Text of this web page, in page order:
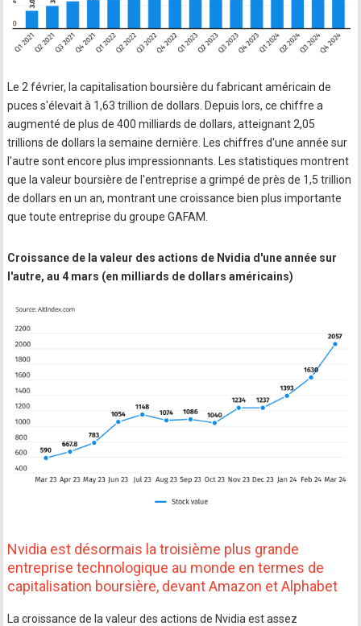
Le 2 février, la capitalisation boursière du fabricant américain de
puces s'élevait à 1,63 trillion de dollars. Depuis lors, ce chiffre a
augmenté de plus de 400 milliards de dollars, atteignant 2,05
trillions de dollars la semaine dernière. Les chiffres d'une année sur
l'autre sont encore plus impressionnants. Les statistiques montrent
que la valeur boursière de l'entreprise a grimpé de près de 1,5 trillion
de dollars en un an, montrant une croissance bien plus importante
que toute entreprise du groupe GAFAM.
Croissance de la valeur des actions de Nvidia d'une année sur
l'autre, au 4 mars (en milliards de dollars américains)
Nvidia est désormais la troisième plus grande
entreprise technologique au monde en termes de
capitalisation boursière, devant Amazon et Alphabet
La croissance de la valeur des actions de Nvidia est assez